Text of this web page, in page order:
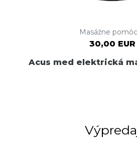
Masážne
30,00 EUR
Acus med elektrická